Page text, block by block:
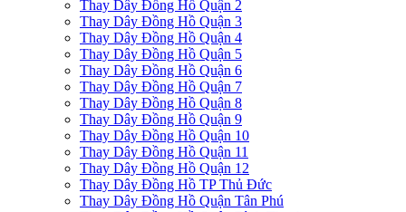
Thay Dây Đồng Hồ Quận 2
Thay Dây Đồng Hồ Quận 3
Thay Dây Đồng Hồ Quận 4
Thay Dây Đồng Hồ Quận 5
Thay Dây Đồng Hồ Quận 6
Thay Dây Đồng Hồ Quận 7
Thay Dây Đồng Hồ Quận 8
Thay Dây Đồng Hồ Quận 9
Thay Dây Đồng Hồ Quận 10
Thay Dây Đồng Hồ Quận 11
Thay Dây Đồng Hồ Quận 12
Thay Dây Đồng Hồ TP Thủ Đức
Thay Dây Đồng Hồ Quận Tân Phú